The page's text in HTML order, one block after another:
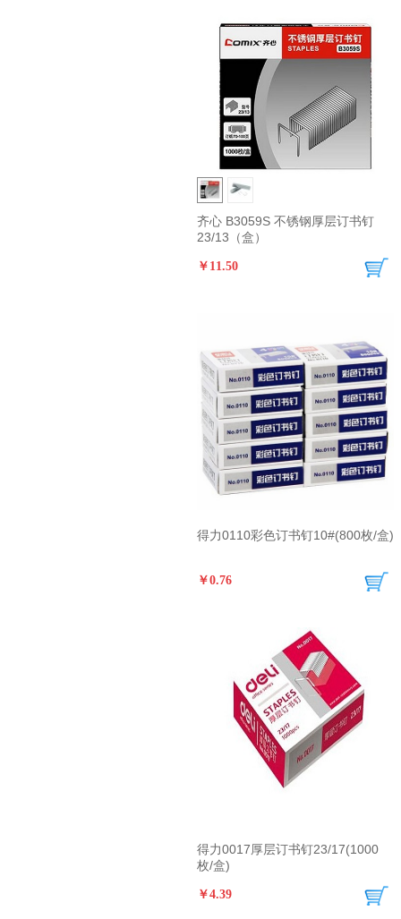
齐心 B3059S 不锈钢厚层订书钉
23/13（盒）
￥11.50
得力0110彩色订书钉10#(800枚/盒)
￥0.76
得力0017厚层订书钉23/17(1000
枚/盒)
￥4.39